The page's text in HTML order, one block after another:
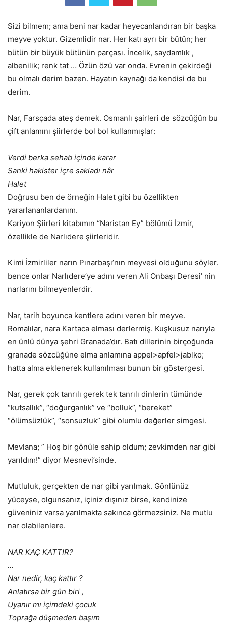
Sizi bilmem; ama beni nar kadar heyecanlandıran bir başka
meyve yoktur. Gizemlidir nar. Her katı ayrı bir bütün; her
bütün bir büyük bütünün parçası. İncelik, saydamlık ,
albenilik; renk tat … Özün özü var onda. Evrenin çekirdeği
bu olmalı derim bazen. Hayatın kaynağı da kendisi de bu
derim.
Nar, Farsçada ateş demek. Osmanlı şairleri de sözcüğün bu
çift anlamını şiirlerde bol bol kullanmışlar:
Verdi berka sehab içinde karar
Sanki hakister içre sakladı nâr
Halet
Doğrusu ben de örneğin Halet gibi bu özellikten
yararlananlardanım.
Kariyon Şiirleri kitabımın “Naristan Ey” bölümü İzmir,
özellikle de Narlıdere şiirleridir.
Kimi İzmirliler narın Pınarbaşı’nın meyvesi olduğunu söyler.
bence onlar Narlıdere’ye adını veren Ali Onbaşı Deresi’ nin
narlarını bilmeyenlerdir.
Nar, tarih boyunca kentlere adını veren bir meyve.
Romalılar, nara Kartaca elması derlermiş. Kuşkusuz narıyla
en ünlü dünya şehri Granada’dır. Batı dillerinin birçoğunda
granade sözcüğüne elma anlamına appel>apfel>jablko;
hatta alma eklenerek kullanılması bunun bir göstergesi.
Nar, gerek çok tanrılı gerek tek tanrılı dinlerin tümünde
“kutsallık”, “doğurganlık” ve “bolluk”, “bereket”
“ölümsüzlük”, “sonsuzluk” gibi olumlu değerler simgesi.
Mevlana; ” Hoş bir gönüle sahip oldum; zevkimden nar gibi
yarıldım!” diyor Mesnevi’sinde.
Mutluluk, gerçekten de nar gibi yarılmak. Gönlünüz
yüceyse, olgunsanız, içiniz dışınız birse, kendinize
güveniniz varsa yarılmakta sakınca görmezsiniz. Ne mutlu
nar olabilenlere.
NAR KAÇ KATTIR?
…
Nar nedir, kaç kattır ?
Anlatırsa bir gün biri ,
Uyanır mı içimdeki çocuk
Toprağa düşmeden başım